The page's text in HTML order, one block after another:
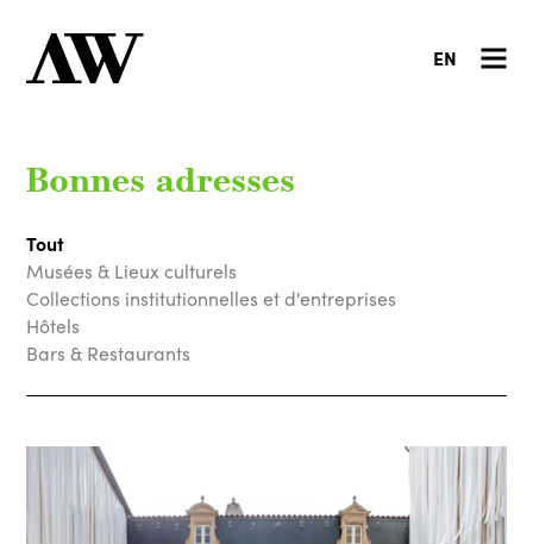
EN
Bonnes adresses
Tout
Musées & Lieux culturels
Collections institutionnelles et d'entreprises
Hôtels
Bars & Restaurants